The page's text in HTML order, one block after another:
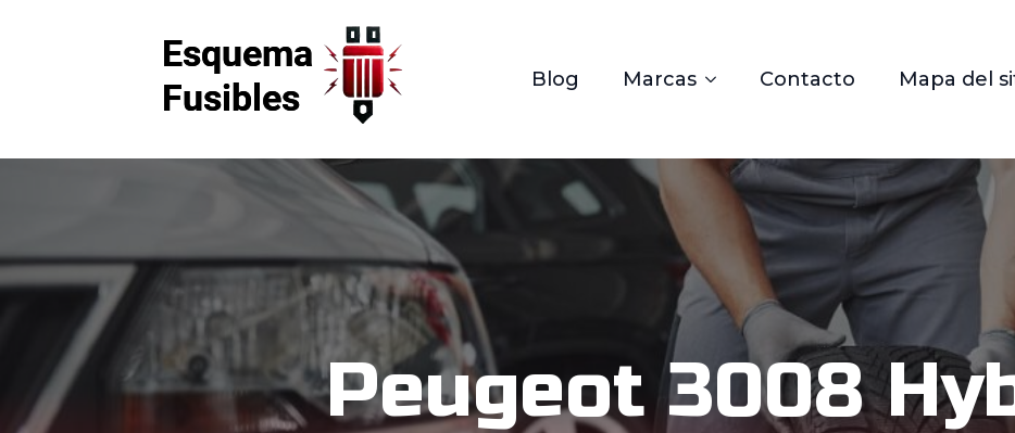
Blog Marcas Contacto Mapa del
Peugeot 3008